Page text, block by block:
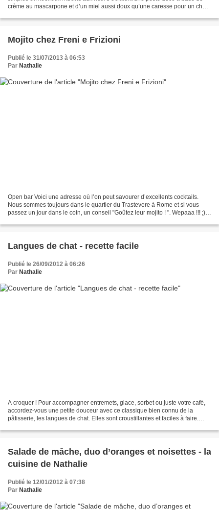
crème au mascarpone et d’un miel aussi doux qu’une caresse pour un chat
Mojito chez Freni e Frizioni
Publié le 31/07/2013 à 06:53
Par Nathalie
Open bar Voici une adresse où l’on peut savourer d’excellents cocktails.
Nous sommes toujours dans le quartier du Trastevere à Rome et si vous
passez un jour dans le coin, un conseil "Goûtez leur mojito ! ". Wepaaa !!! ;) A
Langues de chat - recette facile
Publié le 26/09/2012 à 06:26
Par Nathalie
A croquer ! Pour accompagner entremets, glace, sorbet ou juste votre café,
accordez-vous une petite douceur avec ce classique bien connu de la
pâtisserie, les langues de chat. Elles sont croustillantes et faciles à faire.
Salade de mâche, duo d’oranges et noisettes - la
cuisine de Nathalie
Publié le 12/01/2012 à 07:38
Par Nathalie